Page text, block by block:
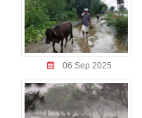
06 Sep 2025